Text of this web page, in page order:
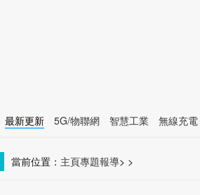
最新更新 5G/物聯網 智慧工業 無線充電
當前位置： 主頁 >
專題報導 >